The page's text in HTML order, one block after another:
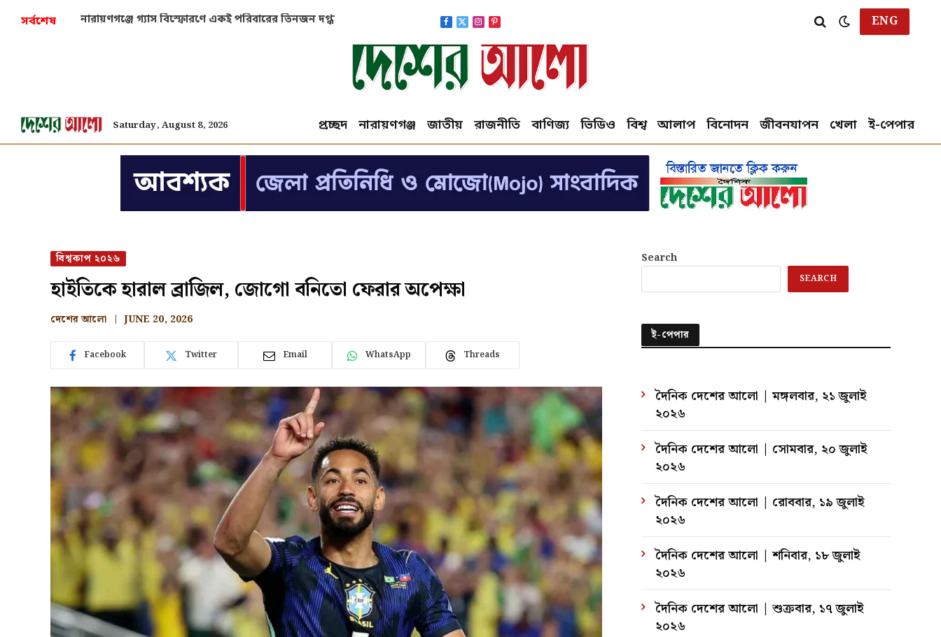
সর্বশেষ প্রচণ্ড খরায় শুকিয়ে যাচ্ছে ইউরোপের নদী, স্পষ্ট মহাকাশেও
Facebook
X
(Twitter)
Instagram
Pinterest ENG
Saturday, August 8, 2026 প্রচ্ছদ নারায়ণগঞ্জ জাতীয় রাজনীতি বাণিজ্য ভিডিও বিশ্ব আলাপ বিনোদন জীবনযাপন খেলা ই-পেপার
বিশ্বকাপ ২০২৬
হাইতিকে হারাল ব্রাজিল, জোগো বনিতো ফেরার অপেক্ষা
দেশের আলো JUNE 20, 2026
Facebook Twitter Email WhatsApp Threads
Search
SEARCH
ই-পেপার
দৈনিক দেশের আলো | মঙ্গলবার, ২১ জুলাই
২০২৬
দৈনিক দেশের আলো | সোমবার, ২০ জুলাই
২০২৬
দৈনিক দেশের আলো | রোববার, ১৯ জুলাই
২০২৬
দৈনিক দেশের আলো | শনিবার, ১৮ জুলাই
২০২৬
দৈনিক দেশের আলো | শুক্রবার, ১৭ জুলাই
২০২৬